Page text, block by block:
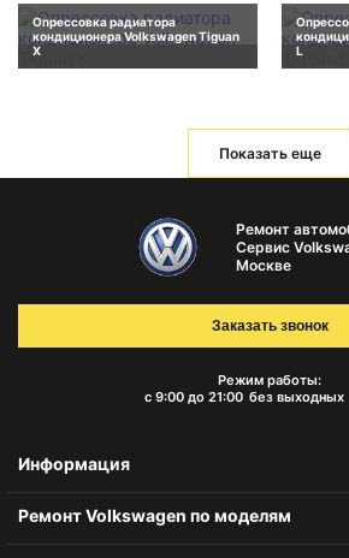
Опрессовка радиатора
кондиционера Volkswagen Tiguan
X
L
Показать еще
Ремонт
Сервис
Москве
Режим работы:
с 9:00 до 21:00 без выходных
Заказать звонок
Информация
Ремонт Volkswagen по моделям